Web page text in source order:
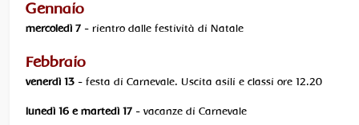
Gennaio
mercoledì 7 - rientro dalle festività di Natale
Febbraio
venerdì 13 - festa di Carnevale. Uscita asili e classi ore 12.20
lunedì 16 e martedì 17 - vacanze di Carnevale